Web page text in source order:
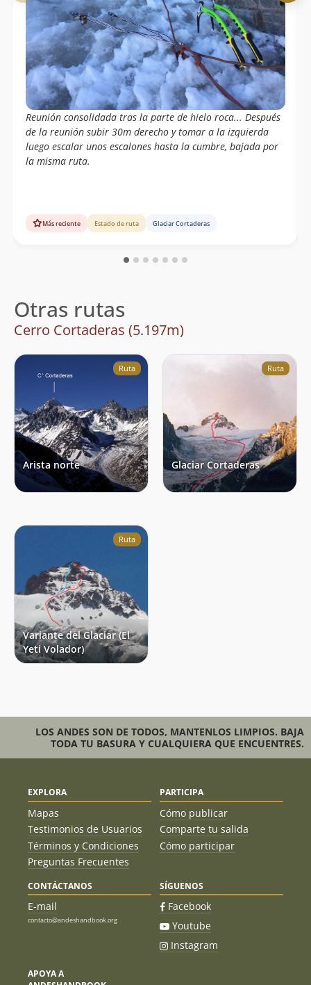
Reunión consolidada tras la parte de hielo roca... Después
de la reunión subir 30m derecho y tomar a la izquierda
luego escalar unos escalones hasta la cumbre, bajada por
la misma ruta.
Más reciente Estado de ruta Glaciar Cortaderas
Otras rutas
Cerro Cortaderas (5.197m)
Ruta
Arista norte
Ruta
Glaciar Cortaderas
Ruta
Variante del Glaciar (El
Yeti Volador)
LOS ANDES SON DE TODOS, MANTENLOS LIMPIOS. BAJA
TODA TU BASURA Y CUALQUIERA QUE ENCUENTRES.
EXPLORA
Mapas
Testimonios de Usuarios
Términos y Condiciones
Preguntas Frecuentes
PARTICIPA
Cómo publicar
Comparte tu salida
Cómo participar
CONTÁCTANOS
E-mail
contacto@andeshandbook.org
SÍGUENOS
Facebook
Youtube
Instagram
APOYA A